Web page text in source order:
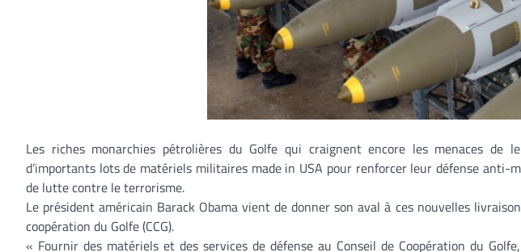
Les riches monarchies pétrolières du Golfe qui craignent encore les menaces de
d’importants lots de matériels militaires made in USA pour renforcer leur défense
de lutte contre le terrorisme.
Le président américain Barack Obama vient de donner son aval à ces nouvelles
coopération du Golfe (CCG).
« Fournir des matériels et des services de défense au Conseil de Coopération du